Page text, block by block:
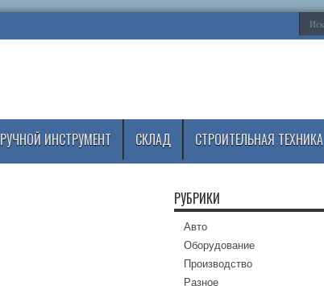
РУЧНОЙ ИНСТРУМЕНТ СКЛАД СТРОИТЕЛЬНАЯ ТЕХНИКА
РУБРИКИ
Авто
Оборудование
Производство
Разное